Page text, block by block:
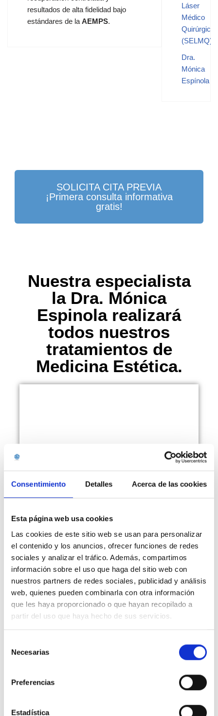
Consentimiento Detalles Acerca de las cookies
Esta página web usa cookies
Las cookies de este sitio web se usan para personalizar
el contenido y los anuncios, ofrecer funciones de redes
sociales y analizar el tráfico. Además, compartimos
información sobre el uso que haga del sitio web con
nuestros partners de redes sociales, publicidad y análisis
web, quienes pueden combinarla con otra información
que les haya proporcionado o que hayan recopilado a
partir del uso que haya hecho de sus servicios.
Necesarias
Preferencias
Estadística
resultados de alta fidelidad bajo
estándares de la AEMPS.
Láser
Médico
Quirúrgico
(SELMQ)
Dra.
Mónica
Espínola
SOLICITA CITA PREVIA
¡Primera consulta informativa
gratis!
Nuestra especialista
la Dra. Mónica
Espinola realizará
todos nuestros
tratamientos de
Medicina Estética.
Licenciada en Medicina y Cirugía en la Universidad
Máster en Medicina Estética en la Universidad de
Córdoba.
Máster en Dietética y Nutrición.
Miembro de la SEME (Sociedad Española Medicina
Estética).